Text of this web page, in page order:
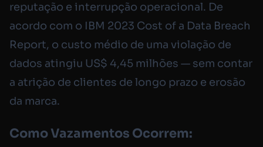
reputação e interrupção operacional. De
acordo com o IBM 2023 Cost of a Data Breach
Report, o custo médio de uma violação de
dados atingiu US$ 4,45 milhões — sem contar
a atrição de clientes de longo prazo e erosão
da marca.
Como Vazamentos Ocorrem: